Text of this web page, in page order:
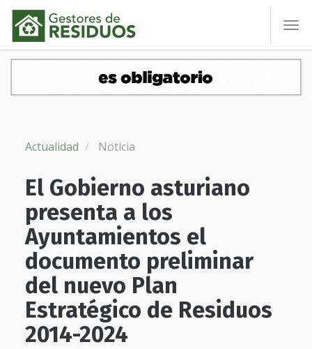
Actualidad Noticia
El Gobierno asturiano
presenta a los
Ayuntamientos el
documento preliminar
del nuevo Plan
Estratégico de Residuos
2014-2024